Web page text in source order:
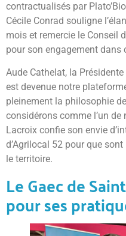
contractualisés par
Cécile Conrad souligne
mois et remercie le Conseil
pour son engagement dans
Aude Cathelat, la Présidente
est devenue notre
pleinement la philosophie
considérons comme l’un
Lacroix confie son envie
d’Agrilocal 52 pour que
le territoire.
Le Gaec de
pour ses